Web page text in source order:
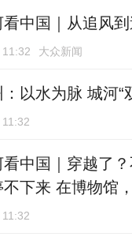
中国｜从追风
大众新闻
以水为脉 城河“
中国｜穿越了
不下来 在博物馆